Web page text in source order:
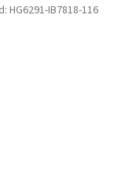
HG6291-IB7818-116